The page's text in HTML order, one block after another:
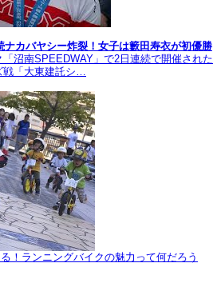
カバヤシー炸裂！女子は籔田寿衣が初優勝
沼南SPEEDWAY」で2日連続で開催された
戦「大東建託シ…
！ランニングバイクの魅力って何だろう